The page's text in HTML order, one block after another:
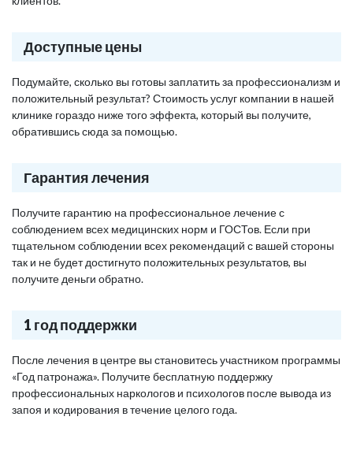
Доступные цены
Подумайте, сколько вы готовы заплатить за профессионализм и
положительный результат? Стоимость услуг компании в нашей
клинике гораздо ниже того эффекта, который вы получите,
обратившись сюда за помощью.
Гарантия лечения
Получите гарантию на профессиональное лечение с
соблюдением всех медицинских норм и ГОСТов. Если при
тщательном соблюдении всех рекомендаций с вашей стороны
так и не будет достигнуто положительных результатов, вы
получите деньги обратно.
1 год поддержки
После лечения в центре вы становитесь участником программы
«Год патронажа». Получите бесплатную поддержку
профессиональных наркологов и психологов после вывода из
запоя и кодирования в течение целого года.